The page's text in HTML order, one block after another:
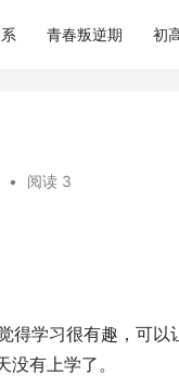
青春叛逆期 初
• 阅读 3
得学习很有趣，可
有上学了。